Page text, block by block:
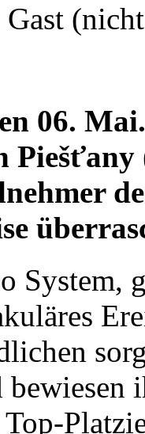
Gast
06.
Piešťany
System,